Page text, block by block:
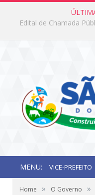
Edital de Chamada
MENU: VICE-PREFEITO
Home » O Governo »